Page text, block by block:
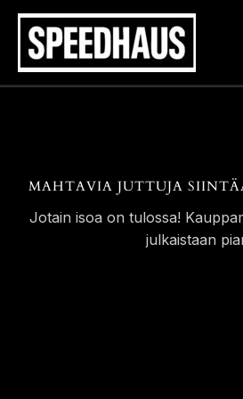
Siirry
sisältöön
MAHTAVIA JUTTUJA
Jotain isoa on tulossa!
julkaistaan